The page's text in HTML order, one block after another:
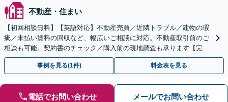
不動産・住まい
【初回相談無料】【英語対応】不動産売買／近隣トラブル／建物の瑕
疵／未払い賃料の回収など、幅広いご相談に対応。不動産取引前のご
相談も可能。契約書のチェック／購入前の現地調査も承ります【完全
個室】【夜間・休日面談】【徳重駅／神沢駅5分】
事例を見る(1件) 料金表を見る
電話でお問い合わせ メールでお問い合わせ